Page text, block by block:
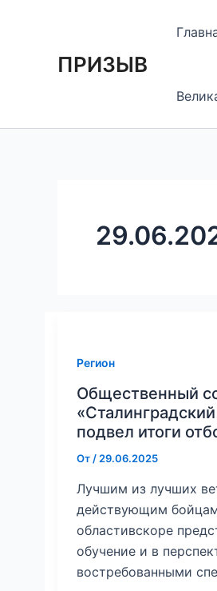
ПРИЗЫВ
Регион
Общественный
подвел итоги
От / 29.06.2025
Лучшим из лучших
действующим
областивскоре
обучение и в
востребованными